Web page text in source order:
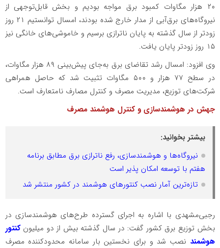
۲۰ هزار مگاوات کمبود برق مواجه بودیم و بخش قابل‌توجهی از
نیروگاه‌های برق‌آبی از مدار خارج شده بودند، امسال توانستیم ۲۱ روز
زودتر از سال گذشته به پایان ناترازی برسیم و خاموشی‌های خانگی نیز
۱۵ روز زودتر پایان یافت.
وی افزود: امسال رشد تقاضای برق به‌جای پیش‌بینی ۸۹ هزار مگاوات،
در سطح ۷۷ هزار و ۵۰۰ مگاوات تثبیت شد که حاصل همراهی
شرکت‌های توزیع، مدیریت مصرف و کنترل مصارف نامتعارف است.
جهش در هوشمندسازی و کنترل هوشمند مصرف
بیشتر بخوانید:
نیروگاه‌ها و هوشمندسازی، رفع ناترازی برق مطابق برنامه
هفتم با توسعه امکان پذیر است
تازه‌ترین آمار نصب کنتورهای هوشمند در کشور منتشر شد
رجبی‌مشهدی با اشاره به اجرای گسترده طرح‌های هوشمندسازی در
بخش توزیع برق کشور گفت: در سال گذشته بیش از دو میلیونکنتور
هوشمند نصب شد و برای نخستین‌ بار سامانه محدودکننده مصرف